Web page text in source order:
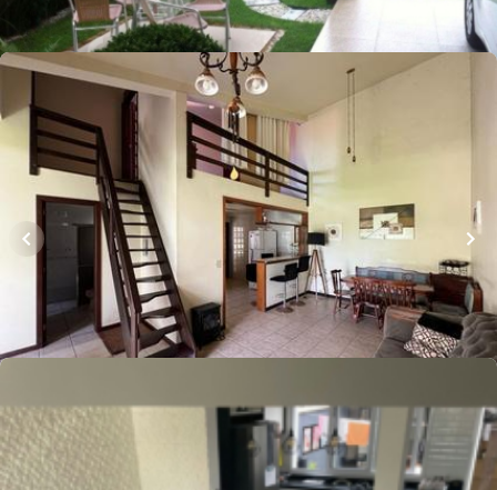
Loft Marketplace
Whatsapp
Cód.280439
R$ 900.000,00
172m²•3 quartos • 3banheiros • 5vagas
Casa
Rua Ceci,Centro Capão da Canoa
Whatsapp
Cód. 441682
R$ 640.000,00
110m² • banheiros• 4vagas
Casa